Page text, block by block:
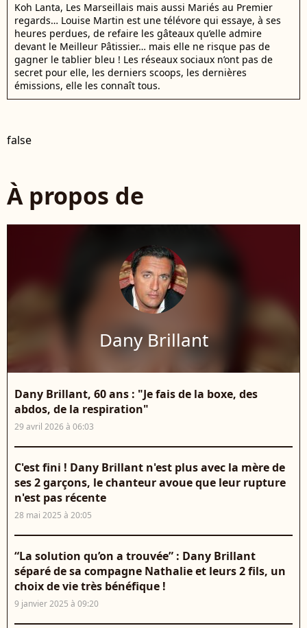
Koh Lanta, Les Marseillais mais aussi Mariés au Premier
regards… Louise Martin est une télévore qui essaye, à ses
heures perdues, de refaire les gâteaux qu’elle admire
devant le Meilleur Pâtissier… mais elle ne risque pas de
gagner le tablier bleu ! Les réseaux sociaux n’ont pas de
secret pour elle, les derniers scoops, les dernières
émissions, elle les connaît tous.
false
À propos de
Dany Brillant
Dany Brillant, 60 ans : "Je fais de la boxe, des
abdos, de la respiration"
29 avril 2026 à 06:03
C'est fini ! Dany Brillant n'est plus avec la mère de
ses 2 garçons, le chanteur avoue que leur rupture
n'est pas récente
28 mai 2025 à 20:05
“La solution qu’on a trouvée” : Dany Brillant
séparé de sa compagne Nathalie et leurs 2 fils, un
choix de vie très bénéfique !
9 janvier 2025 à 09:20